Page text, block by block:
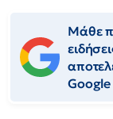
Μάθε
Google